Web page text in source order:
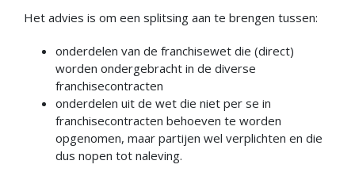
Het advies is om een splitsing aan te brengen tussen:
onderdelen van de franchisewet die (direct)
worden ondergebracht in de diverse
franchisecontracten
onderdelen uit de wet die niet per se in
franchisecontracten behoeven te worden
opgenomen, maar partijen wel verplichten en die
dus nopen tot naleving.